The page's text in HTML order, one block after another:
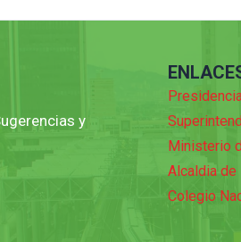
y
Ministerio
Alcaldia de
Colegio